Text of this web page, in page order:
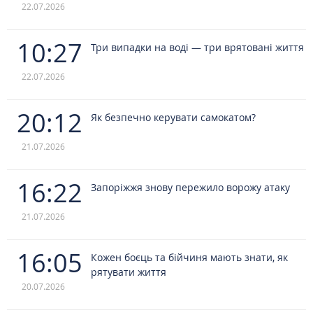
22.07.2026
10:27
22.07.2026
Три випадки на воді — три врятовані життя
20:12
21.07.2026
Як безпечно керувати самокатом?
16:22
21.07.2026
Запоріжжя знову пережило ворожу атаку
16:05
20.07.2026
Кожен боєць та бійчиня мають знати, як
рятувати життя